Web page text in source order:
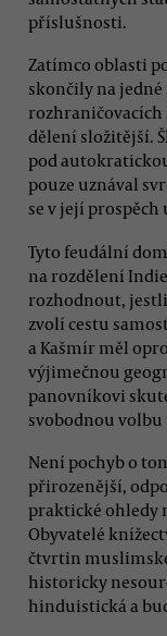
příslušnosti.
Zatímco oblasti
skončily na
rozhraničovacích
dělení složitější.
pod
pouze uznával
se v její
Tyto feudální
na rozdělení
rozhodnout,
zvolí cestu
a Kašmír měl
výjimečnou
panovníkovi
svobodnou
Není pochyb o
přirozenější,
praktické ohledy
Obyvatelé
čtvrtin
historicky
hinduistická a